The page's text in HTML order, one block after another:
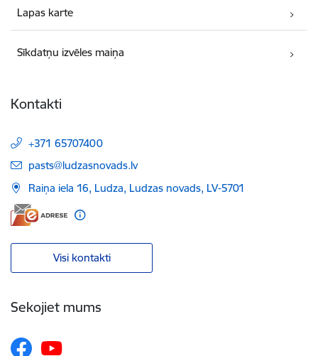
Lapas karte
Sīkdatņu izvēles maiņa
Kontakti
+371 65707400
E-pasts:
pasts@ludzasnovads.lv
Raiņa iela 16, Ludza, Ludzas novads, LV-5701
Visi kontakti
Sekojiet mums